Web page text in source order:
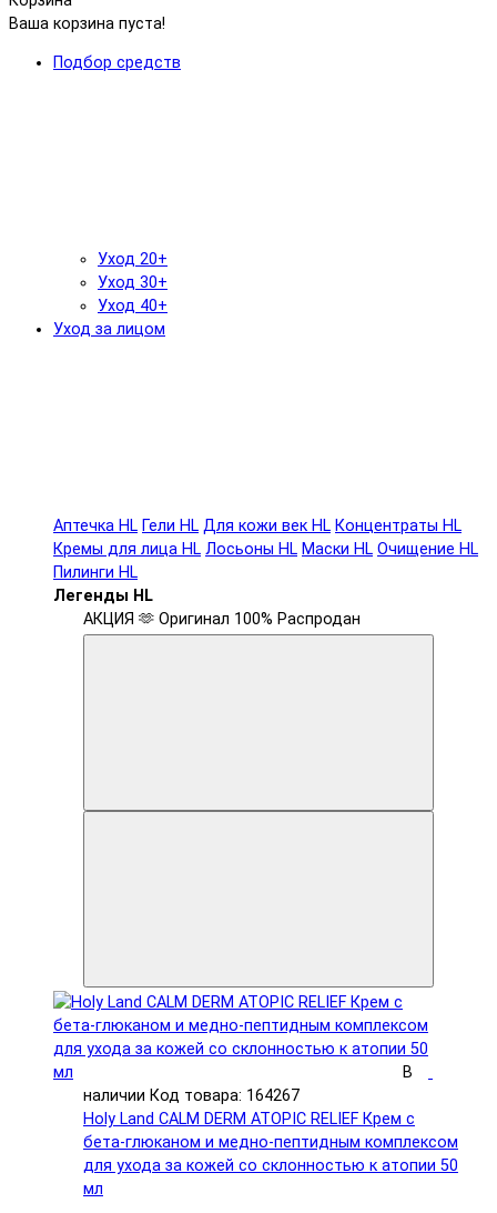
Ваша корзина пуста!
Подбор средств
Уход 20+
Уход 30+
Уход 40+
Уход за лицом
Аптечка HL Гели HL Для кожи век HL Концентраты HL
Кремы для лица HL Лосьоны HL Маски HL Очищение HL
Пилинги HL
Легенды HL
АКЦИЯ 🫶 Оригинал 100% Распродан
В
наличии Код товара: 164267
Holy Land CALM DERM ATOPIC RELIEF Крем с
бета-глюканом и медно-пептидным комплексом
для ухода за кожей со склонностью к атопии 50
мл